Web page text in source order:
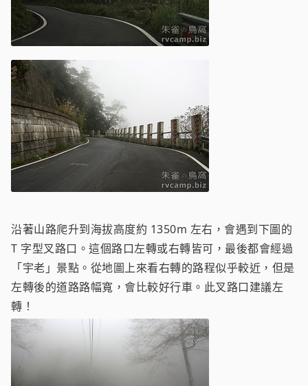
沿著山路爬升到海拔高度約 1350m 左右，會遇到下圖的
T 字型叉路口。這個路口左轉或右轉皆可，最後都會經過
「宇老」景點。從地圖上來看右轉的路程似乎較近，但是
左轉後的道路路幅寬，會比較好行車。此叉路口建議左
轉！